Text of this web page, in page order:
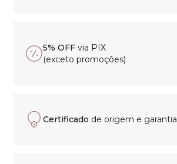
5% OFF via PIX
(exceto promoções)
Certificado de origem e garantia